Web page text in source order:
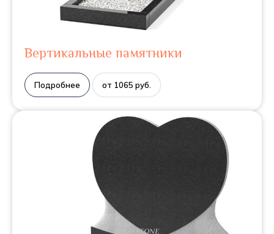
Вертикальные памятники
Подробнее от 1065 руб.